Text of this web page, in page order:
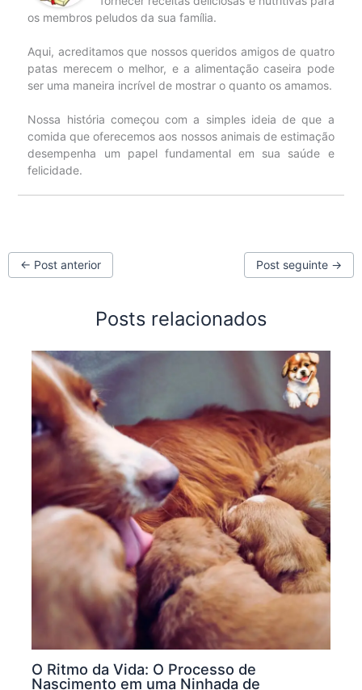
os membros peludos da sua família.
Aqui, acreditamos que nossos queridos amigos de quatro
patas merecem o melhor, e a alimentação caseira pode
ser uma maneira incrível de mostrar o quanto os amamos.
Nossa história começou com a simples ideia de que a
comida que oferecemos aos nossos animais de estimação
desempenha um papel fundamental em sua saúde e
felicidade.
← Post anterior Post seguinte →
Posts relacionados
O Ritmo da Vida: O Processo de
Nascimento em uma Ninhada de